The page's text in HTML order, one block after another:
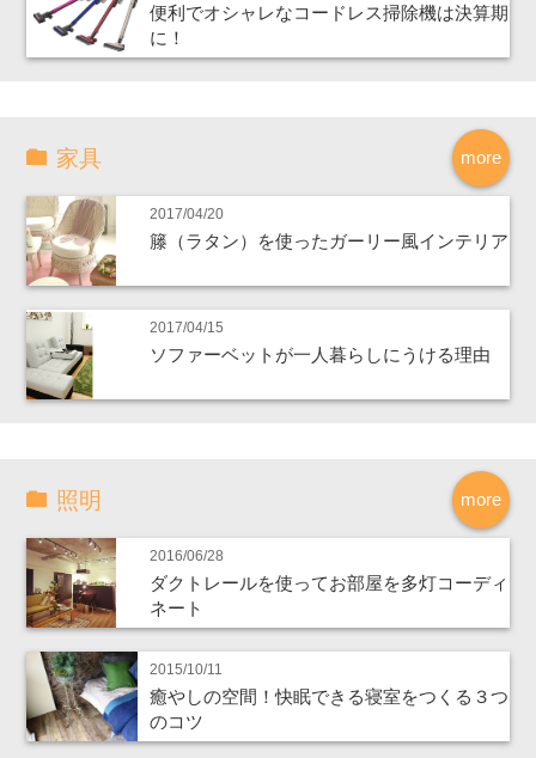
便利でオシャレなコードレス掃除機は決算期
に！
more
家具
2017/04/20
籐（ラタン）を使ったガーリー風インテリア
2017/04/15
ソファーベットが一人暮らしにうける理由
more
照明
2016/06/28
ダクトレールを使ってお部屋を多灯コーディ
ネート
2015/10/11
癒やしの空間！快眠できる寝室をつくる３つ
のコツ